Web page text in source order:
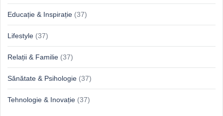
Educație & Inspirație (37)
Lifestyle (37)
Relații & Familie (37)
Sănătate & Psihologie (37)
Tehnologie & Inovație (37)